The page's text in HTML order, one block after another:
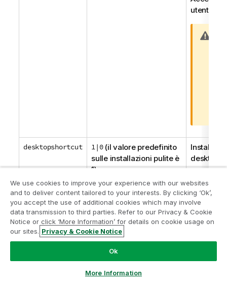
utente di
desktopshortcut 1|0(il valore predefinito
sulle installazioni pulite è
1)
Installa
desktop.
installdir
[percorso alla directory
di installazione
personalizzata]
Definisce
verrà
Directory
personalizzata usata per
We use cookies to improve your experience with our websites
and to deliver content tailored to your interests. By clicking ‘Ok’,
you accept the use of additional cookies which may involve
data transmission to third parties. Refer to our Privacy & Cookie
Notice or click ‘More Information’ for details on cookie usage on
our sites. Privacy & Cookie Notice
Ok
More Information